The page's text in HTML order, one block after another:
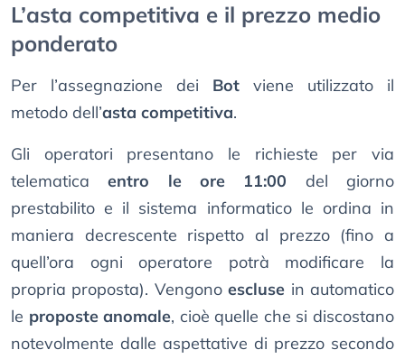
L’asta competitiva e il prezzo medio
ponderato
Per l’assegnazione dei Bot viene utilizzato il
metodo dell’asta competitiva.
Gli operatori presentano le richieste per via
telematicaentro le ore 11:00 del giorno
prestabilito e il sistema informatico le ordina in
maniera decrescente rispetto al prezzo (fino a
quell’ora ogni operatore potrà modificare la
propria proposta). Vengonoescluse in automatico
le proposte anomale, cioè quelle che si discostano
notevolmente dalle aspettative di prezzo secondo